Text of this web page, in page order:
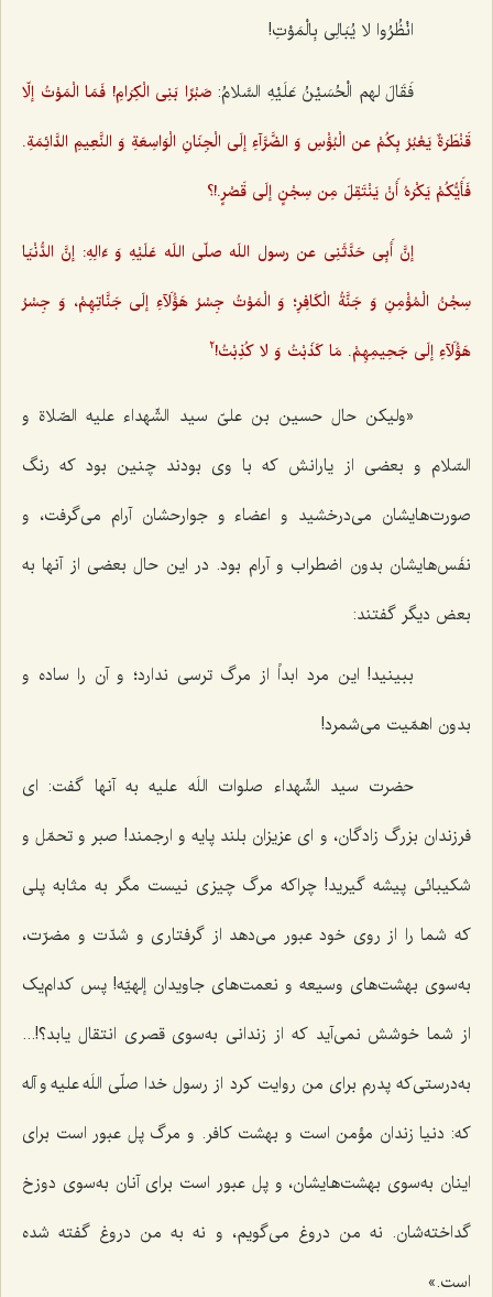
انْظُرُوا لا یُبَالِی بِالْمَوْتِ!
فَقَالَ لهم الْحُسَیْنُ عَلَیْهِ السَّلامُ: صَبْرًا بَنِی الْکِرَامِ! فَمَا الْمَوْتُ إلّا
قَنْطَرَةٌ یَعْبُرُ بِکُمْ عن الْبُؤْسِ وَ الضَّرَّآءِ إلَی الْجِنَانِ الْوَاسِعَةِ وَ النَّعِیمِ الدَّائِمَةِ.
فَأَیُّکُمْ یَکْرَهُ أَنْ یَنْتَقِلَ مِن سِجْنٍ إلَی قَصْرٍ.!؟
إنَّ أَبِی حَدَّثَنِی عن رسول اللَه صلّی اللَه عَلَیْهِ وَ ءَالِهِ: إنَّ الدُّنْیَا
سِجْنُ الْمُؤْمِنِ وَ جَنَّةُ الْکَافِرِ؛ وَ الْمَوْتُ جِسْرُ هَؤُلَآءِ إلَی جَنَّاتِهِمْ، وَ جِسْرُ
هَؤُلَآءِ إلَی جَحِیمِهِمْ. مَا کَذَبْتُ وَ لا کُذِبْتُ!2
«ولیکن حال حسین بن علیّ سید الشّهداء علیه الصّلاة و
السّلام و بعضی از یارانش که با وی بودند چنین بود که رنگ
صورت‌هایشان می‌درخشید و اعضاء و جوارحشان آرام می‌گرفت، و
نفَس‌هایشان بدون اضطراب و آرام بود. در این حال بعضی از آنها به
بعض دیگر گفتند:
ببینید! این مرد ابداً از مرگ ترسی ندارد؛ و آن را ساده و
بدون اهمّیت می‌شمرد!
حضرت سید الشّهداء صلوات اللَه علیه به آنها گفت: ای
فرزندان بزرگ زادگان، و ای عزیزان بلند پایه و ارجمند! صبر و تحمّل و
شکیبائی پیشه گیرید! چراکه مرگ چیزی نیست مگر به مثابه پلی
که شما را از روی خود عبور می‌دهد از گرفتاری و شدّت و مضرّت،
به‌سوی بهشت‌های وسیعه و نعمت‌های جاویدان إلهیّه! پس کدام‌یک
از شما خوشش نمی‌آید که از زندانی به‌سوی قصری انتقال یابد؟!...
به‌درستی‌که پدرم برای من روایت کرد از رسول خدا صلّی اللَه علیه و آله
که: دنیا زندان مؤمن است و بهشت کافر. و مرگ پل عبور است برای
اینان به‌سوی بهشت‌هایشان، و پل عبور است برای آنان به‌سوی دوزخ
گداخته‌شان. نه من دروغ می‌گویم، و نه به من دروغ گفته شده
است.»